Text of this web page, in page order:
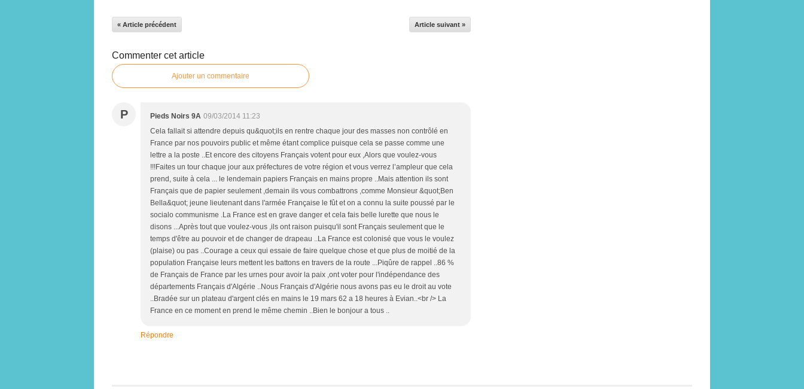
« Article précédent Article suivant »
Commenter cet article
Ajouter un commentaire
P Pieds Noirs 9A 09/03/2014 11:23
Cela fallait si attendre depuis qu&quot;ils en rentre chaque jour des masses non contrôlé en
France par nos pouvoirs public et même étant complice puisque cela se passe comme une
lettre a la poste ..Et encore des citoyens Français votent pour eux ,Alors que voulez-vous
!!!Faites un tour chaque jour aux préfectures de votre région et vous verrez l’ampleur que cela
prend, suite à cela ... le lendemain papiers Français en mains propre ..Mais attention ils sont
Français que de papier seulement ,demain ils vous combattrons ,comme Monsieur &quot;Ben
Bella&quot; jeune lieutenant dans l'armée Française le fût et on a connu la suite poussé par le
socialo communisme .La France est en grave danger et cela fais belle lurette que nous le
disons ...Après tout que voulez-vous ,ils ont raison puisqu'il sont Français seulement que le
temps d'être au pouvoir et de changer de drapeau ..La France est colonisé que vous le voulez
(plaise) ou pas ..Courage a ceux qui essaie de faire quelque chose et que plus de moitié de la
population Française leurs mettent les battons en travers de la route ...Piqûre de rappel ..86 %
de Français de France par les urnes pour avoir la paix ,ont voter pour l'indépendance des
départements Français d'Algérie ..Nous Français d'Algérie nous avons pas eu le droit au vote
..Bradée sur un plateau d'argent clés en mains le 19 mars 62 a 18 heures à Evian..<br /> La
France en ce moment en prend le même chemin ..Bien le bonjour a tous ..
Répondre